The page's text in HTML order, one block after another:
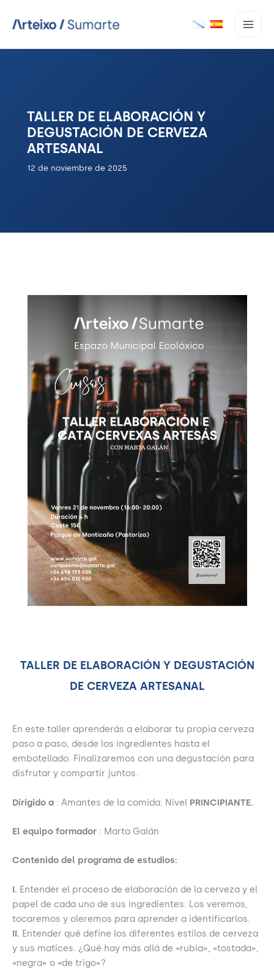
TALLER DE ELABORACIÓN Y
DEGUSTACIÓN DE CERVEZA
ARTESANAL
12 de noviembre de 2025
TALLER DE ELABORACIÓN Y DEGUSTACIÓN
DE CERVEZA ARTESANAL
En este taller aprenderás a elaborar tu propia cerveza
paso a paso, desde los ingredientes hasta el
embotellado. Finalizaremos con una degustación para
disfrutar y compartir juntos.
Dirigido a : Amantes de la comida. Nivel PRINCIPIANTE.
El equipo formador : Marta Galán
Contenido del programa de estudios:
I. Entender el proceso de elaboración de la cerveza y el
papel de cada uno de sus ingredientes. Los veremos,
tocaremos y oleremos para aprender a identificarlos.
II. Entender qué define los diferentes estilos de cerveza
y sus matices. ¿Qué hay más allá de «rubia», «tostada»,
«negra» o «de trigo»?